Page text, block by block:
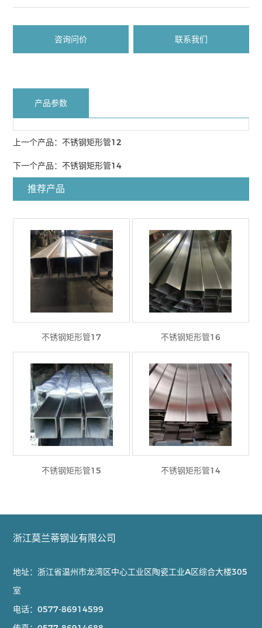
咨询问价 联系我们
产品参数
上一个产品：不锈钢矩形管12
下一个产品：不锈钢矩形管14
推荐产品
不锈钢矩形管17 不锈钢矩形管16
不锈钢矩形管15 不锈钢矩形管14
浙江莫兰蒂钢业有限公司
地址：浙江省温州市龙湾区中心工业区陶瓷工业A区综合大楼305
室
电话：0577-86914599